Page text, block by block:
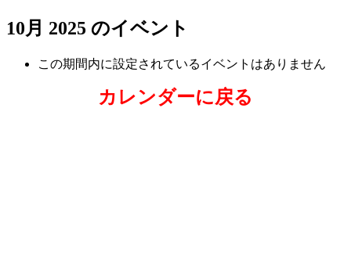
10月 2025 のイベント
この期間内に設定されているイベントはありません
カレンダーに戻る